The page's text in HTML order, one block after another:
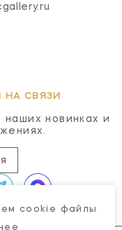
СВЯЗИ
наших новинках и
cookie файлы